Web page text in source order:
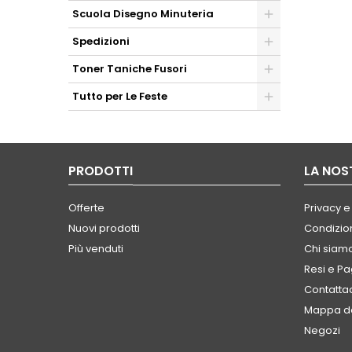
Scuola Disegno Minuteria
Spedizioni
Toner Taniche Fusori
Tutto per Le Feste
PRODOTTI
Offerte
Nuovi prodotti
Più venduti
LA
Privacy
Chi
Resi e
Mappa
Negozi